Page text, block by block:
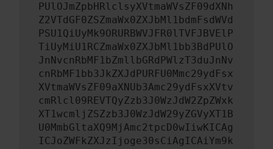
PUlOJmZpbHRlclsyXVtmaWVsZF09dXNh
Z2VTdGF0ZSZmaWx0ZXJbMl1bdmFsdWVd
PSU1QiUyMk9ORURBWVJFR0lTVFJBVElP
TiUyMiU1RCZmaWx0ZXJbMl1bb3BdPUlO
JnNvcnRbMF1bZmllbGRdPWlzT3duJnNv
cnRbMF1bb3JkZXJdPURFU0Mmc29ydFsx
XVtmaWVsZF09aXNUb3Amc29ydFsxXVtv
cmRlcl09REVTQyZzb3J0WzJdW2ZpZWxk
XT1wcmljZSZzb3J0WzJdW29yZGVyXT1B
U0MmbGltaXQ9MjAmc2tpcD0wIiwKICAg
ICJoZWFkZXJzIjoge30sCiAgICAiYm9k